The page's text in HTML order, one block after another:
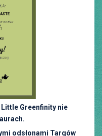
Greenfinity nie
odsłonami Targów